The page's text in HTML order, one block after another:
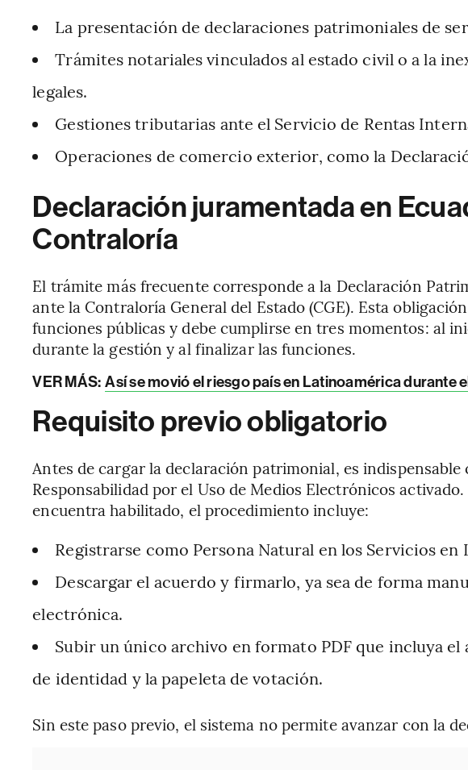
La presentación de declaraciones patrimoniales de
Trámites notariales vinculados al estado civil o a la
legales.
Gestiones tributarias ante el Servicio de Rentas
Operaciones de comercio exterior, como la
Declaración juramentada en
Contraloría
El trámite más frecuente corresponde a la Declaración
ante la Contraloría General del Estado (CGE). Esta
funciones públicas y debe cumplirse en tres momentos: al
durante la gestión y al finalizar las funciones.
VER MÁS: Así se movió el riesgo país en Latinoamérica durante
Requisito previo obligatorio
Antes de cargar la declaración patrimonial, es
Responsabilidad por el Uso de Medios Electrónicos
encuentra habilitado, el procedimiento incluye:
Registrarse como Persona Natural en los Servicios en
Descargar el acuerdo y firmarlo, ya sea de forma
electrónica.
Subir un único archivo en formato PDF que incluya
de identidad y la papeleta de votación.
Sin este paso previo, el sistema no permite avanzar con la